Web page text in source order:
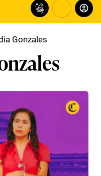
Gonzales